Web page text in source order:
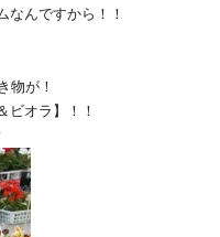
なんですから！！
物が！
ビオラ】！！